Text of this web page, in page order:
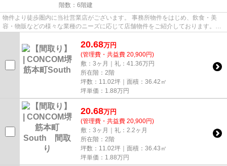
階数：6階建
物件より徒歩圏内に当社営業店がございます。 事務所物件をはじめ、飲食・美
容・物販などの様々な業種のニーズに応じて店舗物件をご紹介しております。
尚、弊社ではおとり広告は一切...
20.68万円
(管理費・共益費 20,900円)
敷：3ヶ月｜礼：41.36万円
所在階：2階
坪数：11.02坪｜面積：36.42㎡
坪単価： 1.88万円
20.68万円
(管理費・共益費 20,900円)
敷：3ヶ月｜礼：2.2ヶ月
所在階：2階
坪数：11.02坪｜面積：36.43㎡
坪単価： 1.88万円